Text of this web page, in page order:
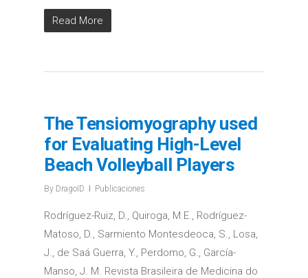
Read More
The Tensiomyography used
for Evaluating High-Level
Beach Volleyball Players
By DragoID Publicaciones
Rodríguez-Ruiz, D., Quiroga, M.E., Rodríguez-
Matoso, D., Sarmiento Montesdeoca, S., Losa,
J., de Saá Guerra, Y., Perdomo, G., García-
Manso, J. M. Revista Brasileira de Medicina do